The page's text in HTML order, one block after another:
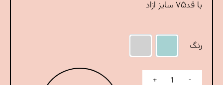
با قد۷۵ سایز ازاد
رنگ
-
+